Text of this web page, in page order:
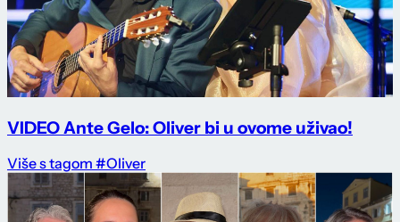
VIDEO Ante Gelo: Oliver bi u ovome uživao!
Više s tagom #Oliver